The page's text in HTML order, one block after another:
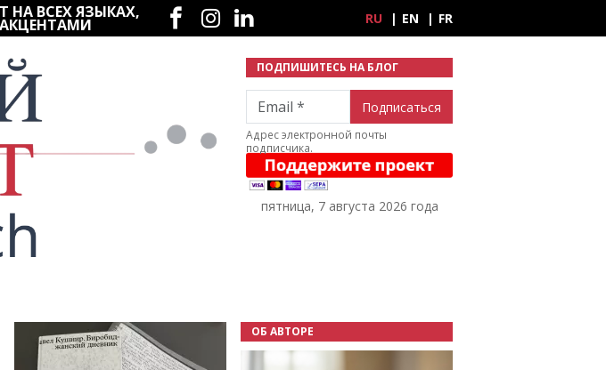
НА ВСЕХ ЯЗЫКАХ, Социальные сети
RU EN FR
ПОДПИШИТЕСЬ НА БЛОГ
Email
Адрес электронной почты
подписчика.
пятница, 7 августа 2026 года
ОБ АВТОРЕ